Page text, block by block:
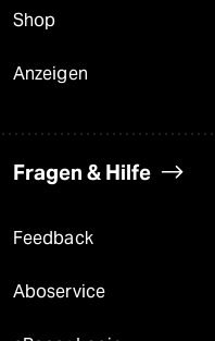
Shop
Anzeigen
Fragen & Hilfe
Feedback
Aboservice